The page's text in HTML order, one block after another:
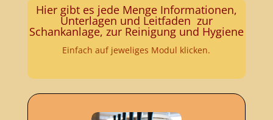
Hier gibt es jede Menge Informationen,
Unterlagen und Leitfaden zur
Schankanlage, zur Reinigung und Hygiene
Einfach auf jeweliges Modul klicken.